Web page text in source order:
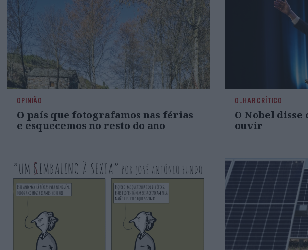
OPINIÃO
O país que fotografamos nas férias
e esquecemos no resto do ano
OLHAR CRÍTICO
O Nobel
ouvir